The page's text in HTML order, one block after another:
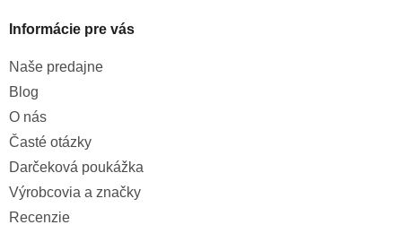
Informácie pre vás
Naše predajne
Blog
O nás
Časté otázky
Darčeková poukážka
Výrobcovia a značky
Recenzie